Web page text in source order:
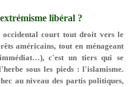
libéral ?
occidental court tout droit vers le
américains, tout en ménageant
c'est un tiers qui se
sous les pieds : l'islamisme.
au niveau des partis politiques,